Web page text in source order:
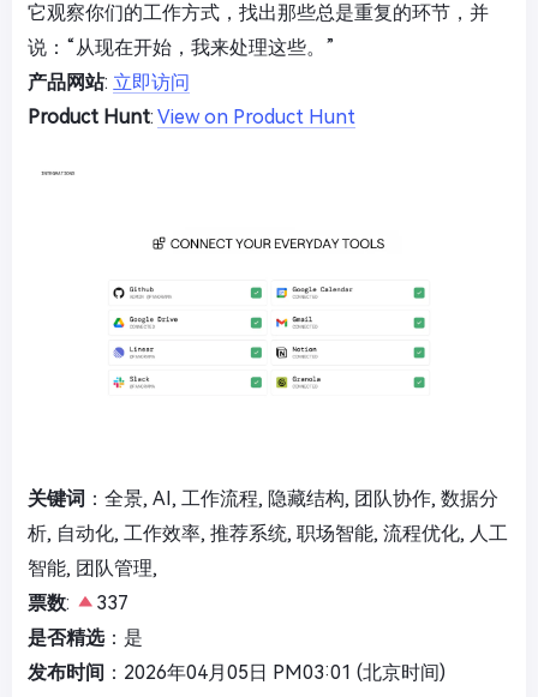
它观察你们的工作方式，找出那些总是重复的环节，并
说：“从现在开始，我来处理这些。”
产品网站: 立即访问
Product Hunt: View on Product Hunt
关键词 ：全景, AI, 工作流程, 隐藏结构, 团队协作, 数据分
析, 自动化, 工作效率, 推荐系统, 职场智能, 流程优化, 人工
智能, 团队管理,
票数:
337
是否精选：是
发布时间 ：2026年04月05日 PM03:01 (北京时间)